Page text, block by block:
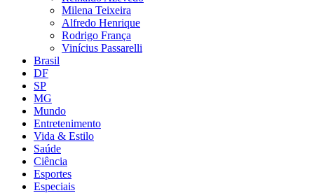
Milena Teixeira
Alfredo Henrique
Rodrigo França
Vinícius Passarelli
Brasil
DF
SP
MG
Mundo
Entretenimento
Vida & Estilo
Saúde
Ciência
Esportes
Especiais